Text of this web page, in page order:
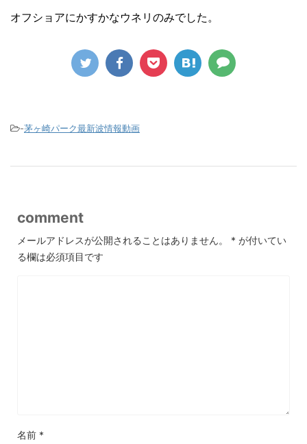
オフショアにかすかなウネリのみでした。
-茅ヶ崎パーク最新波情報動画
comment
メールアドレスが公開されることはありません。 * が付いてい
る欄は必須項目です
名前 *